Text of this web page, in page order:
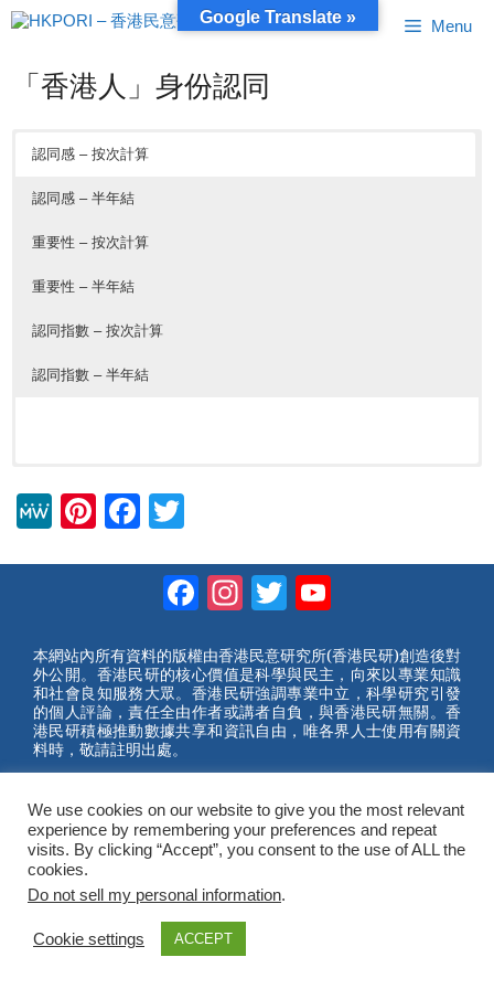
跳
至
Menu
「香港人」身份認同
認同感 – 按次計算
認同感 – 半年結
重要性 – 按次計算
重要性 – 半年結
認同指數 – 按次計算
認同指數 – 半年結
M
Pi
st
F
b
o
o
k
tt
er
Facebook
Instagram
Twitter
本網站內所有資料的版權由香港民意研究所(香港民研)創造後對
外公開。香港民研的核心價值是科學與民主，向來以專業知識
和社會良知服務大眾。香港民研強調專業中立，科學研究引發
的個人評論，責任全由作者或講者自負，與香港民研無關。香
港民研積極推動數據共享和資訊自由，唯各界人士使用有關資
料時，敬請註明出處。
香港民意研究所 |網站使用條款(英文)
We use cookies on our website to give you the most relevant
experience by remembering your preferences and repeat
visits. By clicking “Accept”, you consent to the use of ALL the
cookies.
Do not sell my personal information.
Cookie settings ACCEPT
Google Translate »